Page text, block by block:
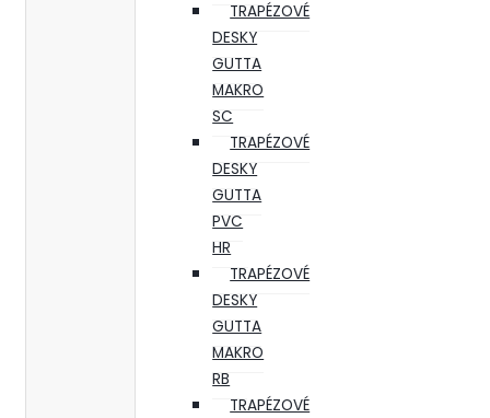
TRAPÉZOVÉ
DESKY
GUTTA
MAKRO
SC
TRAPÉZOVÉ
DESKY
GUTTA
PVC
HR
TRAPÉZOVÉ
DESKY
GUTTA
MAKRO
RB
TRAPÉZOVÉ